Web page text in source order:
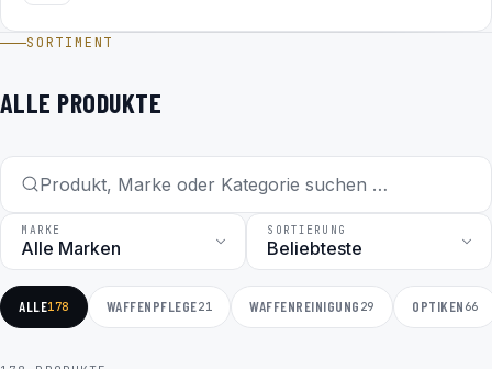
SORTIMENT
ALLE PRODUKTE
MARKE SORTIERUNG
ALLE178 WAFFENPFLEGE21 WAFFENREINIGUNG 29 OPTIKEN 66